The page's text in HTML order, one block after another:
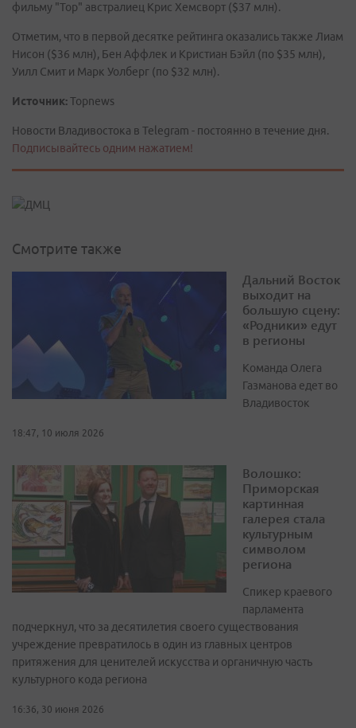
фильму "Тор" австралиец Крис Хемсворт ($37 млн).
Отметим, что в первой десятке рейтинга оказались также Лиам
Нисон ($36 млн), Бен Аффлек и Кристиан Бэйл (по $35 млн),
Уилл Смит и Марк Уолберг (по $32 млн).
Источник:Topnews
Новости Владивостока в Telegram - постоянно в течение дня.
Подписывайтесь одним нажатием!
Смотрите также
Дальний Восток
выходит на
большую сцену:
«Родники» едут
в регионы
Команда Олега
Газманова едет во
Владивосток
18:47, 10 июля 2026
Волошко:
Приморская
картинная
галерея стала
культурным
символом
региона
Спикер краевого
парламента
подчеркнул, что за десятилетия своего существования
учреждение превратилось в один из главных центров
притяжения для ценителей искусства и органичную часть
культурного кода региона
16:36, 30 июня 2026